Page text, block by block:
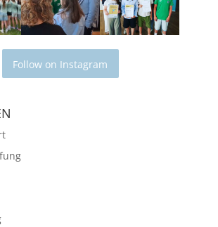
Follow on Instagram